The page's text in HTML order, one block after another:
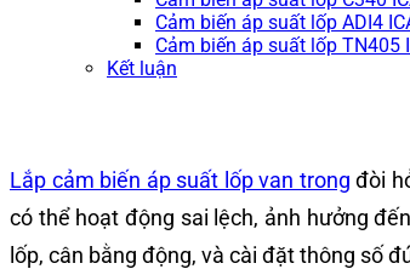
Cảm biến áp suất lốp ADI4
Cảm biến áp suất lốp TN405
Kết luận
Lắp cảm biến áp suất lốp van trong đòi
có thể hoạt động sai lệch, ảnh hưởng
lốp, cân bằng động, và cài đặt thông số